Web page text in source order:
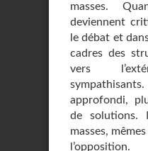
masses.
deviennent
le débat et
cadres des
vers
approfondi,
de solutions.
masses,
l’opposition.